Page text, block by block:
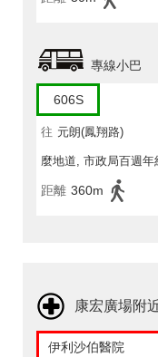
專線小巴
606S
往 元朗(鳳翔路)
麼地道, 市政局百週年
距離 360m
康宏廣場附
伊利沙伯醫院